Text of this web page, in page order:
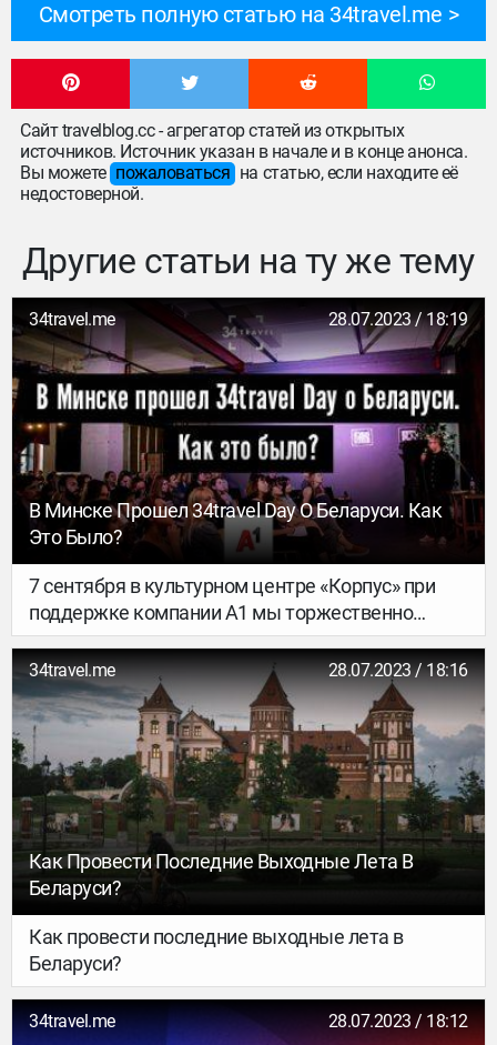
Смотреть полную статью на 34travel.me
Сайт travelblog.cc - агрегатор статей из открытых
источников. Источник указан в начале и в конце анонса.
Вы можете пожаловаться на статью, если находите её
недостоверной.
Другие статьи на ту же тему
34travel.me 28.07.2023 / 18:19
В Минске Прошел 34travel Day О Беларуси. Как
Это Было?
7 сентября в культурном центре «Корпус» при
поддержке компании А1 мы торжественно
открыли новый сезон офлайновых встреч – и
провели душевный 34travel Day: Go to Belarus
edition. Как видно из названия, говорили о
Беларуси: природных местах, красивых городах,
движовых фестивалях и архитектурных
противоречиях. О том, как это было – в нашем
большом фоторепортаже.
34travel.me 28.07.2023 / 18:16
Как Провести Последние Выходные Лета В
Беларуси?
Как провести последние выходные лета в
Беларуси?
34travel.me 28.07.2023 / 18:12